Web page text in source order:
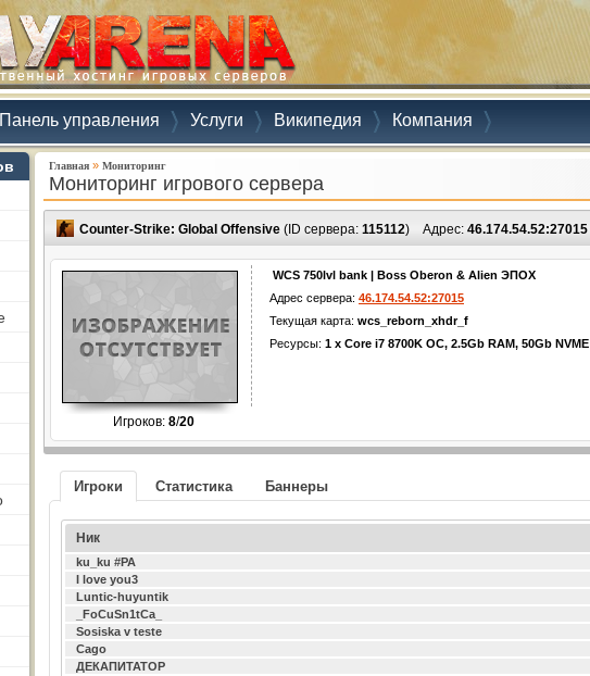
Панель управления Услуги Википедия Компания
Главная » Мониторинг
Мониторинг игрового сервера
Counter-Strike: Global Offensive (ID сервера: 115112) Адрес: 46.174.54.52:27015
Игроков: 8/20
WCS 750lvl bank | Boss Oberon & Alien ЭПОХ
Адрес сервера: 46.174.54.52:27015
Текущая карта: wcs_reborn_xhdr_f
Ресурсы: 1 x Core i7 8700K OC, 2.5Gb RAM, 50Gb NVME
Игроки Статистика Баннеры
Ник
ku_ku #РА
I love you3
Luntic-huyuntik
_FoCuSn1tCa_
Sosiska v teste
Сago
ДЕКАПИТАТОР